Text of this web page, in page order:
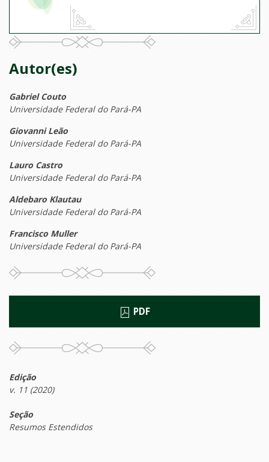
Autor(es)
Gabriel Couto
Universidade Federal do Pará-PA
Giovanni Leão
Universidade Federal do Pará-PA
Lauro Castro
Universidade Federal do Pará-PA
Aldebaro Klautau
Universidade Federal do Pará-PA
Francisco Muller
Universidade Federal do Pará-PA
PDF
Edição
v. 11 (2020)
Seção
Resumos Estendidos